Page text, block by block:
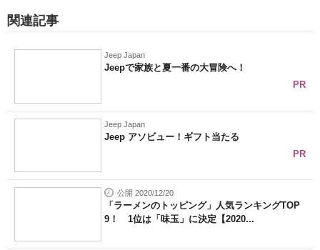
関連記事
Jeep Japan
Jeepで家族と夏一番の大冒険へ！
PR
Jeep Japan
Jeep アソビュー！ギフト当たる
PR
公開 2020/12/20
「ラーメンのトッピング」人気ランキングTOP
9！ 1位は「味玉」に決定【2020...